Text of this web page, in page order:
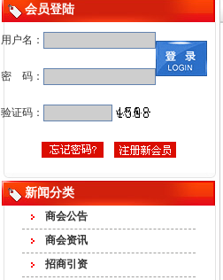
会员登陆
用户名：
密 码：
验证码：
新闻分类
商会公告
商会资讯
招商引资